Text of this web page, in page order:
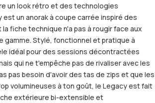
un look rétro et des technologies
un anorak à coupe carrée inspiré des
fiche technique n'a pas à rougir face aux
gamme. Stylé, fonctionnel et pratique à
idéal pour des sessions décontractées
qui ne t'empêche pas de rivaliser avec les
pas besoin d'avoir des tas de zips et que les
volumineuses à ton goût, le Legacy est fait
extérieure bi-extensible et